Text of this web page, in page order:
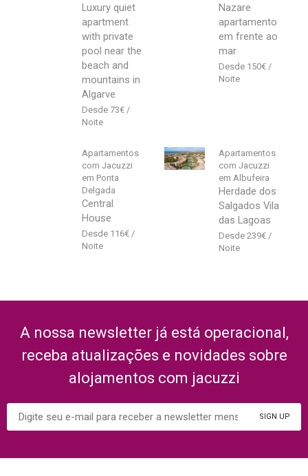
Luxury quiet
apartment
with private
pool near the
beach and
mountains in
Algarve
73€
Nazare
apartamento
em frente ao
mar
150€
Apartamentos
com Jacuzzi
em Ponta
Delgada
Central
House
116€
Apartamentos
com Jacuzzi
em Albufeira
Herdade dos
Salgados Vila
das Lagoas
239€
A nossa newsletter já está operacional,
receba atualizações e novidades sobre
alojamentos com jacuzzi